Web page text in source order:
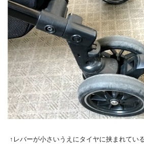
↑レバーが小さいうえにタイヤに挟まれてい